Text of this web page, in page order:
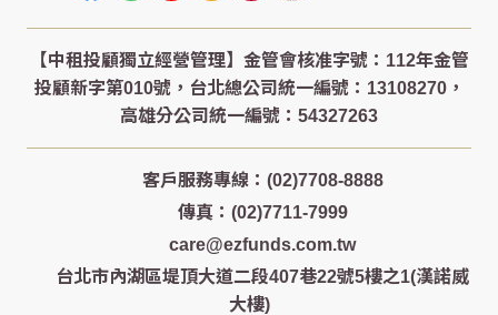
客戶服務專線：(02)7708-8888
傳真：(02)7711-7999
care@ezfunds.com.tw
台北市內湖區堤頂大道二段407巷22號5樓之1(漢諾威
大樓)